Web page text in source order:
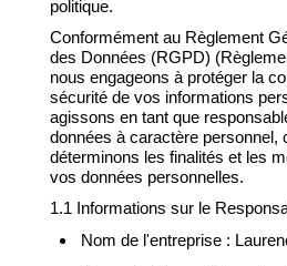
0
politique.
Conformément au Règlement
des Données (RGPD)
nous engageons à protéger la
sécurité de vos informations
agissons en tant que
données à caractère personnel,
déterminons les finalités et les
vos données personnelles.
1.1 Informations sur le
Nom de l'entreprise :